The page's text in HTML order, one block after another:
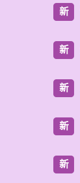
新
新
新
新
新